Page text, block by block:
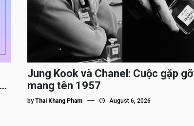
Jung Kook và Chanel: Cuộc gặp gỡ
mang tên 1957
by Thai Khang Pham August 6, 2026